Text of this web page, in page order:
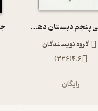
فارسی پنجم دبستان دهه 60
گروه نویسندگان
4.6
(
336
)
رایگان